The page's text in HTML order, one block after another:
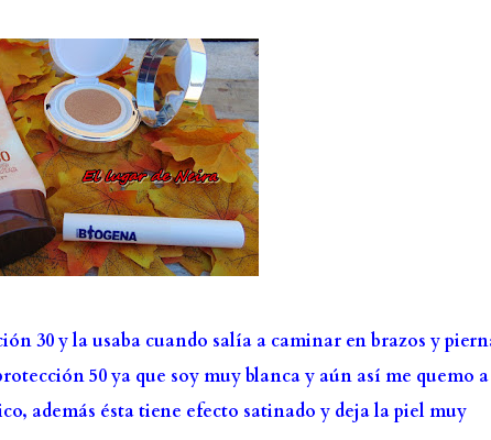
30 y la usaba cuando salía a caminar en brazos y
50 ya que soy muy blanca y aún así me quemo a
además ésta tiene efecto satinado y deja la piel muy